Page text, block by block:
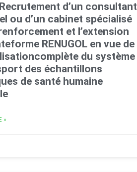
d’un consultant
ou d’un cabinet spécialisé
et l’extension
RENUGOL en vue de
du système
des échantillons
de santé humaine
»